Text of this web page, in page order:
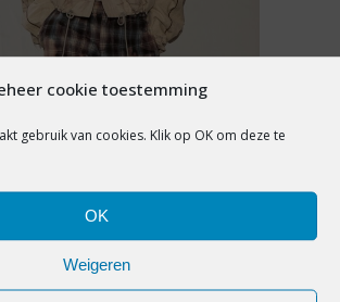
cookie toestemming
gebruik van cookies. Klik op OK om deze te
OK
Weigeren